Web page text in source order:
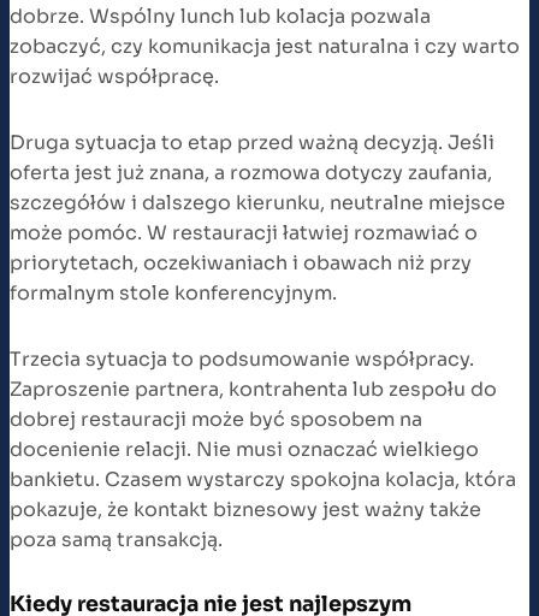
dobrze. Wspólny lunch lub kolacja pozwala
zobaczyć, czy komunikacja jest naturalna i czy warto
rozwijać współpracę.
Druga sytuacja to etap przed ważną decyzją. Jeśli
oferta jest już znana, a rozmowa dotyczy zaufania,
szczegółów i dalszego kierunku, neutralne miejsce
może pomóc. W restauracji łatwiej rozmawiać o
priorytetach, oczekiwaniach i obawach niż przy
formalnym stole konferencyjnym.
Trzecia sytuacja to podsumowanie współpracy.
Zaproszenie partnera, kontrahenta lub zespołu do
dobrej restauracji może być sposobem na
docenienie relacji. Nie musi oznaczać wielkiego
bankietu. Czasem wystarczy spokojna kolacja, która
pokazuje, że kontakt biznesowy jest ważny także
poza samą transakcją.
Kiedy restauracja nie jest najlepszym